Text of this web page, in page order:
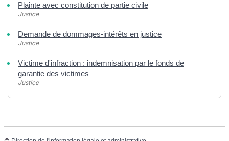
Plainte avec constitution de partie civile
Justice
Demande de dommages-intérêts en justice
Justice
Victime d'infraction : indemnisation par le fonds de
garantie des victimes
Justice